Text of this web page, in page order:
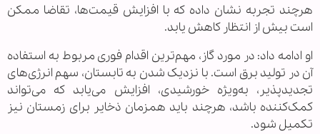
هرچند تجربه نشان داده که با افزایش قیمت‌ها، تقاضا ممکن
است بیش از انتظار کاهش یابد.
او ادامه داد: در مورد گاز، مهم‌ترین اقدام فوری مربوط به استفاده
آن در تولید برق است. با نزدیک شدن به تابستان، سهم انرژی‌های
تجدیدپذیر، به‌ویژه خورشیدی، افزایش می‌یابد که می‌تواند
کمک‌کننده باشد، هرچند باید همزمان ذخایر برای زمستان نیز
تکمیل شود.